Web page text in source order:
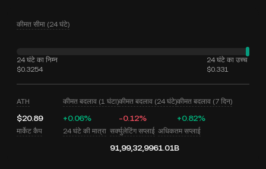
कीमत सीमा (24 घंटे)
24 घंटे का निम्न
$0.3254
24 घंटे का उच्च
$0.331
ATH
$20.89
कीमत बदलाव (1 घंटा)
+0.06%
कीमत बदलाव (24 घंटे)
-0.12%
कीमत बदलाव (7 दिन)
+0.82%
मार्केट कैप 24 घंटे की मात्रा सर्क्युलेटिंग सप्लाई
91,99,32,996
अधिकतम सप्लाई
1.01B